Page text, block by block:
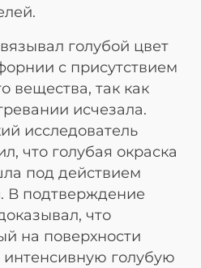
голубой цвет
с присутствием
вещества, так как
исчезала.
исследователь
что голубая окраска
под действием
В подтверждение
что
на поверхности
голубую